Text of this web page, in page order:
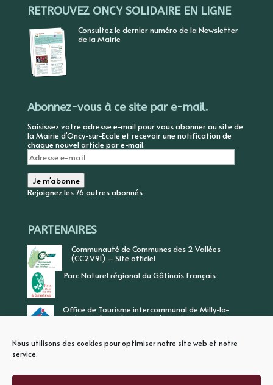
Nous utilisons des cookies pour optimiser notre site web et notre
service.
RETROUVEZ ONCY SOLIDAIRE EN LIGNE
Consultez le dernier numéro de la Newsletter
de la Mairie
Abonnez-vous à ce site par e-mail.
Saisissez votre adresse e-mail pour vous abonner au site de
la Mairie d'Oncy-sur-Ecole et recevoir une notification de
chaque nouvel article par e-mail.
Adresse
e-
mail
Je m'abonne
Rejoignez les 76 autres abonnés
PARTENAIRES
Communauté de Communes des 2 Vallées
(CC2V91) – Site officiel
Parc Naturel régional du Gâtinais français
Office de Tourisme intercommunal de Milly-la-
Forêt, Vallée de l’Ecole, Vallée de l’Essonne